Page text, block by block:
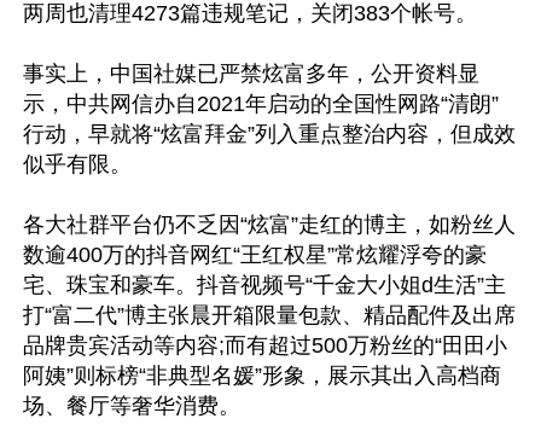
两周也清理4273篇违规笔记，关闭383个帐号。
事实上，中国社媒已严禁炫富多年，公开资料显
示，中共网信办自2021年启动的全国性网路“清朗”
行动，早就将“炫富拜金”列入重点整治内容，但成效
似乎有限。
各大社群平台仍不乏因“炫富”走红的博主，如粉丝人
数逾400万的抖音网红“王红权星”常炫耀浮夸的豪
宅、珠宝和豪车。抖音视频号“千金大小姐d生活”主
打“富二代”博主张晨开箱限量包款、精品配件及出席
品牌贵宾活动等内容;而有超过500万粉丝的“田田小
阿姨”则标榜“非典型名媛”形象，展示其出入高档商
场、餐厅等奢华消费。